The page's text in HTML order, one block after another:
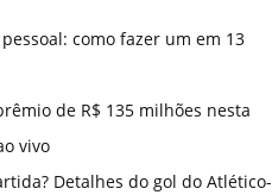
como fazer um em 13
de R$ 135 milhões nesta
vivo
Detalhes do gol do Atlético-